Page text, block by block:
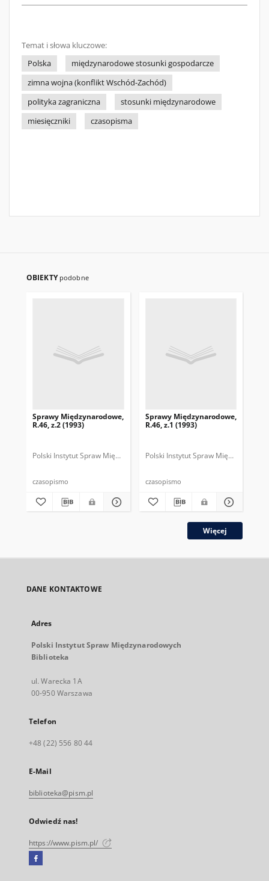
Temat i słowa kluczowe:
Polska
międzynarodowe stosunki gospodarcze
zimna wojna (konflikt Wschód-Zachód)
polityka zagraniczna
stosunki międzynarodowe
miesięczniki
czasopisma
OBIEKTY podobne
Sprawy Międzynarodowe,
R.46, z.2 (1993)
Polski Instytut Spraw Międzynarodowych. Polska Fundacja Spraw
czasopismo
Sprawy Międzynarodowe,
R.46, z.1 (1993)
Polski Instytut Spraw
czasopismo
Więcej
DANE KONTAKTOWE
Adres
Polski Instytut Spraw Międzynarodowych
Biblioteka
ul. Warecka 1A
00-950 Warszawa
Telefon
+48 (22) 556 80 44
E-Mail
biblioteka@pism.pl
Odwiedź nas!
https://www.pism.pl/
Facebook